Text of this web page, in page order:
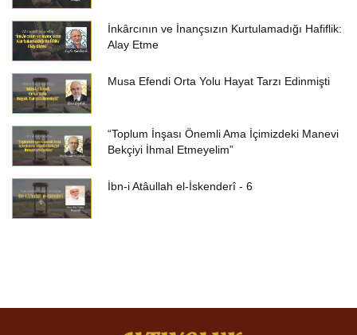
İnkârcının ve İnançsızın Kurtulamadığı Hafiflik:
Alay Etme
Musa Efendi Orta Yolu Hayat Tarzı Edinmişti
“Toplum İnşası Önemli Ama İçimizdeki Manevi
Bekçiyi İhmal Etmeyelim”
İbn-i Atâullah el-İskenderî - 6